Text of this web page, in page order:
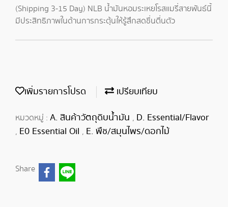
(Shipping 3-15 Day) NLB น้ำมันหอมระเหยโรสแมรี่สายพันธ์นี้
มีประสิทธิภาพในด้านการกระตุ้นให้รู้สึกสดชื่นตื่นตัว
เพิ่มรายการโปรด เปรียบเทียบ
หมวดหมู่ : A. สินค้าวัตถุดิบน้ำมัน , D. Essential/Flavor
, E0 Essential Oil , E. พืช/สมุนไพร/ดอกไม้
Share